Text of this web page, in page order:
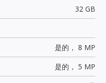
32 GB
是的， 8 MP
是的， 5 MP